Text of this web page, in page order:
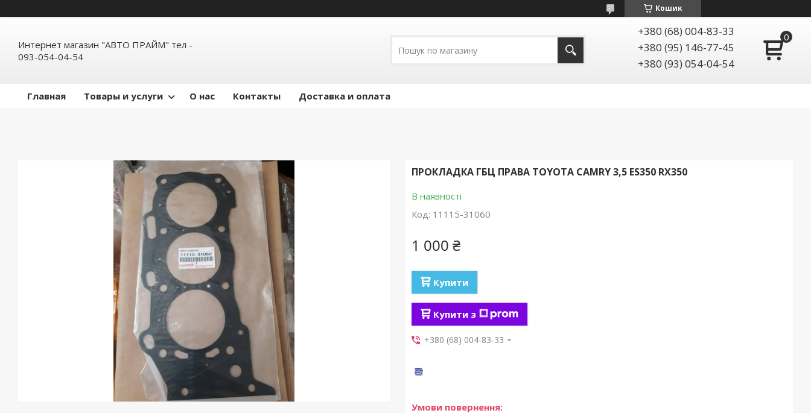
Кошик
Интернет магазин "АВТО ПРАЙМ" тел -
093-054-04-54
+380 (68) 004-83-33
+380 (95) 146-77-45
+380 (93) 054-04-54
Главная Товары и услуги О нас Контакты Доставка и оплата
ПРОКЛАДКА ГБЦ ПРАВА TOYOTA CAMRY 3,5 ES350 RX350
В наявності
Код: 11115-31060
1 000 ₴
Купити
Купити з
+380 (68) 004-83-33